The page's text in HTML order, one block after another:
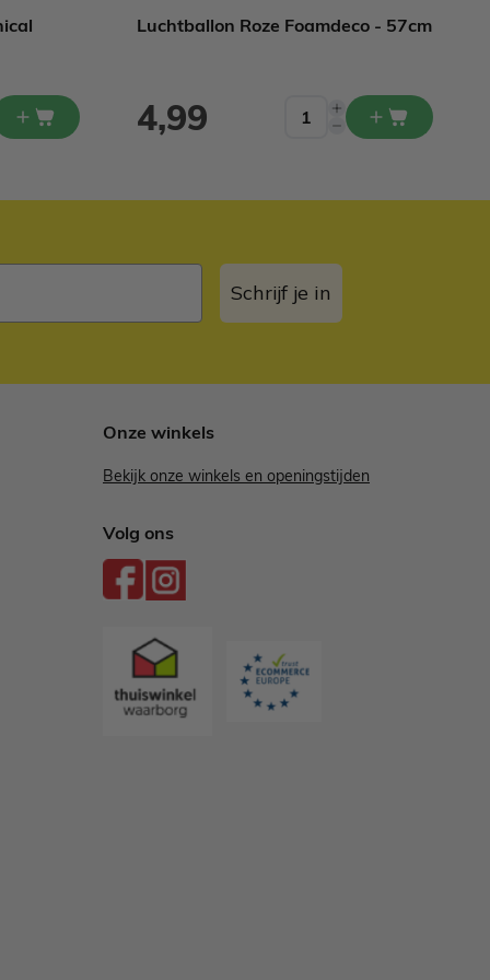
Luchtballon Roze Foamdeco - 57cm
4,99
Schrijf je in
Onze winkels
Bekijk onze winkels en openingstijden
Volg ons